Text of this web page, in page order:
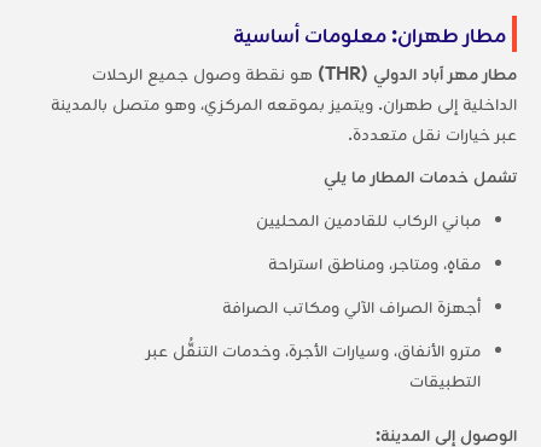
مطار طهران: معلومات أساسية
مطار مهر آباد الدولي (THR)
هو نقطة وصول جميع الرحلات
الداخلية إلى طهران. ويتميز بموقعه المركزي، وهو متصل بالمدينة
عبر خيارات نقل متعددة.
تشمل خدمات المطار ما يلي
مباني الركاب للقادمين المحليين
مقاهٍ، ومتاجر، ومناطق استراحة
أجهزة الصراف الآلي ومكاتب الصرافة
مترو الأنفاق، وسيارات الأجرة، وخدمات التنقُّل عبر
التطبيقات
الوصول إلى المدينة: